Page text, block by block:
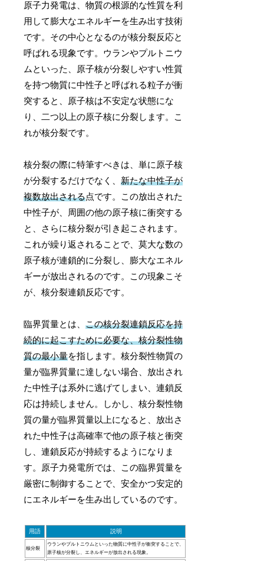
原子力発電は、物質の根源的な性質を利
用して膨大なエネルギーを生み出す技術
です。その中心となるのが核分裂反応と
呼ばれる現象です。ウランやプルトニウ
ムといった、原子核が分裂しやすい性質
を持つ物質に中性子と呼ばれる粒子が衝
突すると、原子核は不安定な状態にな
り、二つ以上の原子核に分裂します。こ
れが核分裂です。
核分裂の際に特筆すべきは、単に原子核
が分裂するだけでなく、新たな中性子が
複数放出される点です。この放出された
中性子が、周囲の他の原子核に衝突する
と、さらに核分裂が引き起こされます。
これが繰り返されることで、莫大な数の
原子核が連鎖的に分裂し、膨大なエネル
ギーが放出されるのです。この現象こそ
が、核分裂連鎖反応です。
臨界質量とは、この核分裂連鎖反応を持
続的に起こすために必要な、核分裂性物
質の最小量を指します。核分裂性物質の
量が臨界質量に達しない場合、放出され
た中性子は系外に逃げてしまい、連鎖反
応は持続しません。しかし、核分裂性物
質の量が臨界質量以上になると、放出さ
れた中性子は高確率で他の原子核と衝突
し、連鎖反応が持続するようになりま
す。原子力発電所では、この臨界質量を
厳密に制御することで、安全かつ安定的
にエネルギーを生み出しているのです。
用語 説明
核分裂
ウランやプルトニウムといった物質に中性子が衝突することで、
原子核が分裂し、エネルギーが放出される現象。